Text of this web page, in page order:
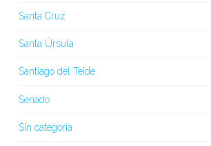
Santa Cruz
Santa Úrsula
Santiago del Teide
Senado
Sin categoría